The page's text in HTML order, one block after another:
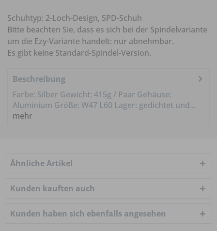
Schuhtyp: 2-Loch-Design, SPD-Schuh
Bitte beachten Sie, dass es sich bei der Spindelvariante
um die Ezy-Variante handelt: nur abnehmbar.
Es gibt keine Standard-Spindel-Version.
Beschreibung
Farbe: Silber Gewicht: 415g / Paar Gehäuse:
Aluminium Größe: W47 L60 Lager: gedichtet und...
mehr
Ähnliche Artikel
Kunden kauften auch
Kunden haben sich ebenfalls angesehen